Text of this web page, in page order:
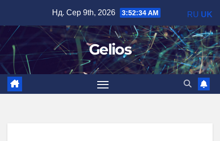
вмісту
Нд. Сер 9th, 2026 3:52:35 AM
Gelios
RU UK